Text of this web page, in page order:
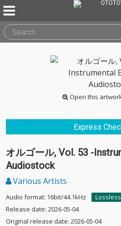
Open this
Express
オルゴール, Vol. 53 -
Audiostock
Various Artists
Audio format: 16bit/44.1kHz
Lossless
Release date: 2026-05-04
Original release date: 2026-05-04